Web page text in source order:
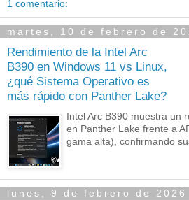
1 comentario:
martes, 10 de febrero de
Rendimiento de la Intel Arc
B390 en Windows 11 vs Linux,
¿qué Sistema Operativo es
más rápido con Panther Lake?
Intel Arc B390 muestra un
en Panther Lake frente a
gama alta), confirmando
lunes, 9 de febrero de 2026